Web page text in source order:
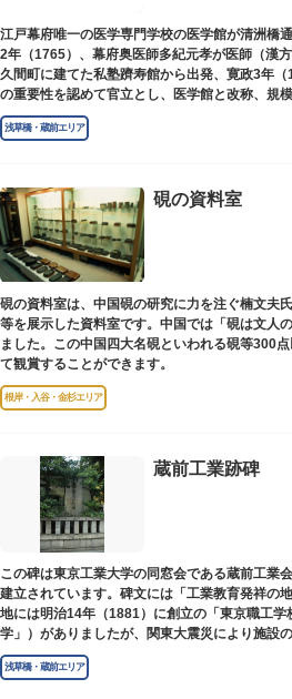
江戸幕府唯一の医学専門学校の医学館が清洲橋
2年（1765）、幕府奥医師多紀元孝が医師（漢
久間町に建てた私塾躋寿館から出発、寛政3年
の重要性を認めて官立とし、医学館と改称、規
（1806）、大火に遭い焼失しましたが、同年に
されました。
弟育成をはかるなど、江戸時代後期から明治維
献しました。
※現在、この場所に「旧躋寿館跡 浅草医学館跡
等は設置されておりません。
浅草橋・蔵前エリア
硯の資料室
硯の資料室は、中国硯の研究に力を注ぐ楠文夫
等を展示した資料室です。中国では「硯は文人
ました。この中国四大名硯といわれる硯等300
て観賞することができます。
根岸・入谷・金杉エリア
蔵前工業跡碑
この碑は東京工業大学の同窓会である蔵前工業
建立されています。碑文には「工業教育発祥の
地には明治14年（1881）に創立の「東京職工学
学」）がありましたが、関東大震災により施設
移転しました。
浅草橋・蔵前エリア